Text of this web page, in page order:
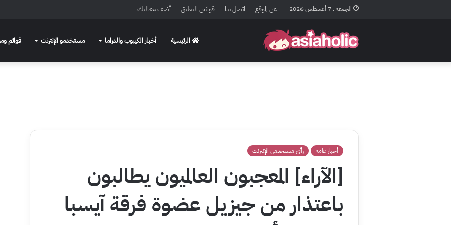
الجمعة , 7 أغسطس 2026 عن الموقع اتصل بنا قوانين التعليق أضف مقالتك
الرئيسية أخبار الكيبوب والدراما مستخدمو الإنترنت قوائم
أخبار عامة رأي مستخدمي الإنترنت
[الآراء] المعجبون العالميون يطالبون
باعتذار من جيزيل عضوة فرقة آيسبا